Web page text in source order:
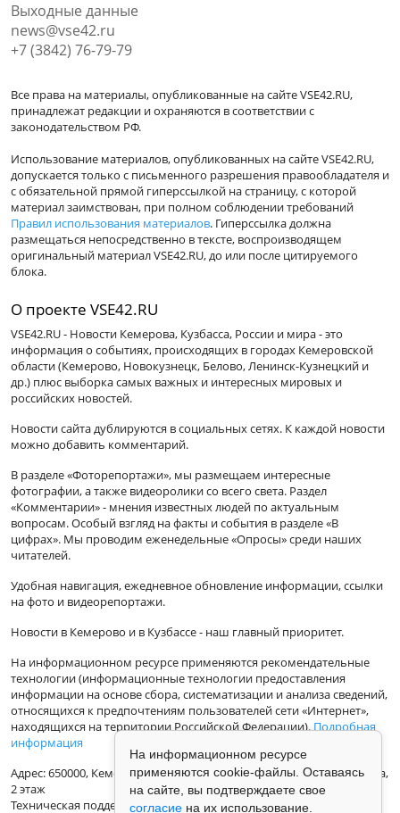
Выходные данные
news@vse42.ru
+7 (3842) 76-79-79
Все права на материалы, опубликованные на сайте VSE42.RU,
принадлежат редакции и охраняются в соответствии с
законодательством РФ.
Использование материалов, опубликованных на сайте VSE42.RU,
допускается только с письменного разрешения правообладателя и
с обязательной прямой гиперссылкой на страницу, с которой
материал заимствован, при полном соблюдении требований
Правил использования материалов. Гиперссылка должна
размещаться непосредственно в тексте, воспроизводящем
оригинальный материал VSE42.RU, до или после цитируемого
блока.
О проекте VSE42.RU
VSE42.RU - Новости Кемерова, Кузбасса, России и мира - это
информация о событиях, происходящих в городах Кемеровской
области (Кемерово, Новокузнецк, Белово, Ленинск-Кузнецкий и
др.) плюс выборка самых важных и интересных мировых и
российских новостей.
Новости сайта дублируются в социальных сетях. К каждой новости
можно добавить комментарий.
В разделе «Фоторепортажи», мы размещаем интересные
фотографии, а также видеоролики со всего света. Раздел
«Комментарии» - мнения известных людей по актуальным
вопросам. Особый взгляд на факты и события в разделе «В
цифрах». Мы проводим еженедельные «Опросы» среди наших
читателей.
Удобная навигация, ежедневное обновление информации, ссылки
на фото и видеорепортажи.
Новости в Кемерово и в Кузбассе - наш главный приоритет.
На информационном ресурсе применяются рекомендательные
технологии (информационные технологии предоставления
информации на основе сбора, систематизации и анализа сведений,
относящихся к предпочтениям пользователей сети «Интернет»,
находящихся на территории Российской Федерации).Подробная
информация
Адрес: 650000, Кемеровская Область, г.Кемерово, ул.Кузбасская 33а,
2 этаж
Техническая поддержка: support@vse42.ru
На информационном ресурсе
применяются cookie-файлы. Оставаясь
на сайте, вы подтверждаете свое
согласие на их использование.